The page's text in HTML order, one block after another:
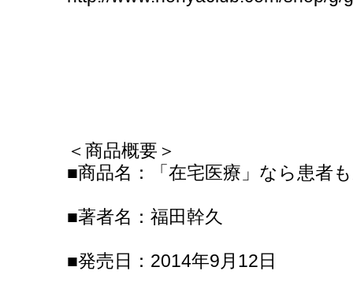
＜商品概要＞
■商品名：「在宅医療」なら患者
■著者名：福田幹久
■発売日：2014年9月12日